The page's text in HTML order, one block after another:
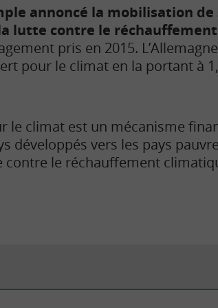
annoncé la mobilisation
lutte contre le
pris en 2015.
pour le climat en la portant à
le climat est un mécanisme
développés vers les pays
contre le réchauffement